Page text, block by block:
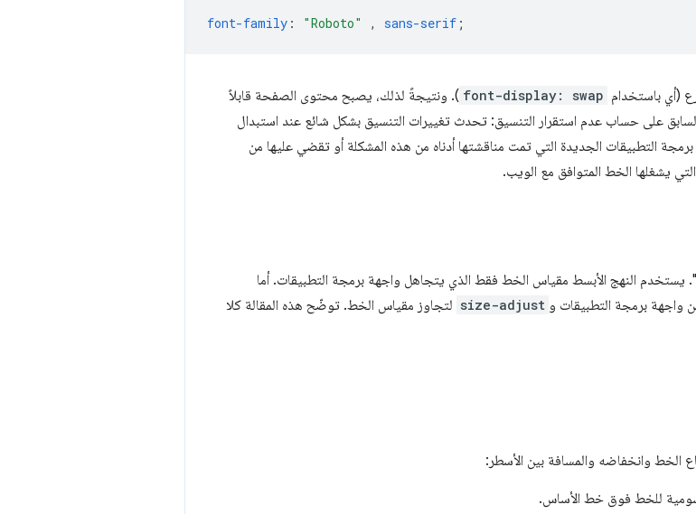
font-family : "Roboto" , sans-serif ;
(أي باستخدام font-display: swap ). ونتيجةً لذلك، يصبح محتوى الصفحة قابلاً
على حساب عدم استقرار التنسيق: تحدث تغييرات التنسيق بشكل شائع عند استبدال
التطبيقات الجديدة التي تمت مناقشتها أدناه من هذه المشكلة أو تقضي عليها من
يشغلها الخط المتوافق مع الويب.
النهج الأبسط مقياس الخط فقط الذي يتجاهل واجهة برمجة التطبيقات. أما
واجهة برمجة التطبيقات و size-adjust لتجاوز مقياس الخط. توضّح هذه المقالة كلا
الخط وانخفاضه والمسافة بين الأسطر:
للخط فوق خط الأساس.